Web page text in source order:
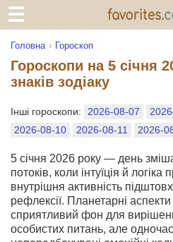
Головна Гороскоп
Гороскопи на 5 січня
знаків зодіаку
Інші гороскопи: 2026-08-07
2026-08-10
2026-08-11 2026-
5 січня 2026 року — день
потоків, коли інтуїція й
внутрішня активність
рефлексії. Планетарні
сприятливий фон для
особистих питань, але